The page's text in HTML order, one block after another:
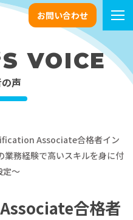
お問い合わせ
VOICE
声
Associate合格者イン
業務経験で高いスキルを身に付
定～
合格者